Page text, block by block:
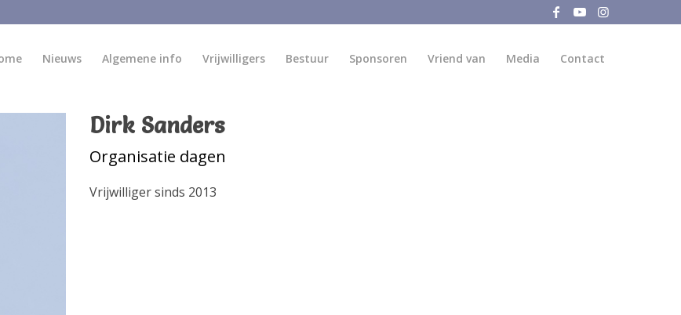
Nieuws Algemene info Vrijwilligers Bestuur Sponsoren Vriend van Media Contact
Dirk Sanders
Organisatie dagen
Vrijwilliger sinds 2013